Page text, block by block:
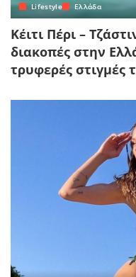
Lifestyle Ελλάδα
Κέιτι Πέρι –
διακοπές στην
τρυφερές στιγμές